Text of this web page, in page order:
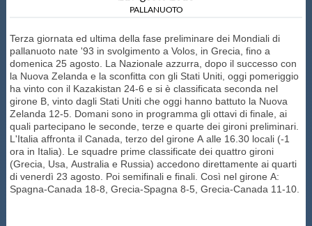
Fondo
Salvamento
Master
Formazione
PALLANUOTO
Terza giornata ed ultima della fase preliminare dei Mondiali di
pallanuoto nate '93 in svolgimento a Volos, in Grecia, fino a
domenica 25 agosto. La Nazionale azzurra, dopo il successo con
la Nuova Zelanda e la sconfitta con gli Stati Uniti, oggi pomeriggio
ha vinto con il Kazakistan 24-6 e si è classificata seconda nel
girone B, vinto dagli Stati Uniti che oggi hanno battuto la Nuova
Zelanda 12-5. Domani sono in programma gli ottavi di finale, ai
quali partecipano le seconde, terze e quarte dei gironi preliminari.
L'Italia affronta il Canada, terzo del girone A alle 16.30 locali (-1
ora in Italia). Le squadre prime classificate dei quattro gironi
(Grecia, Usa, Australia e Russia) accedono direttamente ai quarti
di venerdì 23 agosto. Poi semifinali e finali. Così nel girone A:
Spagna-Canada 18-8, Grecia-Spagna 8-5, Grecia-Canada 11-10.